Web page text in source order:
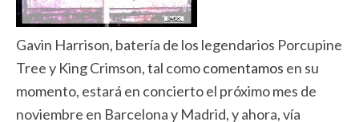
Gavin Harrison, batería de los legendarios Porcupine
Tree y King Crimson, tal comocomentamos en su
momento, estará en concierto el próximo mes de
noviembre en Barcelona y Madrid, y ahora, vía